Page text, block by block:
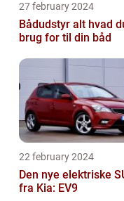
27 february 2024
Bådudstyr alt hvad du har
brug for til din båd
22 february 2024
Den nye elektriske
fra Kia: EV9